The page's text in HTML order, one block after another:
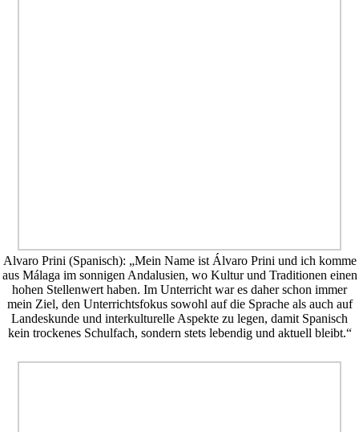
Alvaro Prini (Spanisch): „Mein Name ist Álvaro Prini und ich komme
aus Málaga im sonnigen Andalusien, wo Kultur und Traditionen einen
hohen Stellenwert haben. Im Unterricht war es daher schon immer
mein Ziel, den Unterrichtsfokus sowohl auf die Sprache als auch auf
Landeskunde und interkulturelle Aspekte zu legen, damit Spanisch
kein trockenes Schulfach, sondern stets lebendig und aktuell bleibt.“